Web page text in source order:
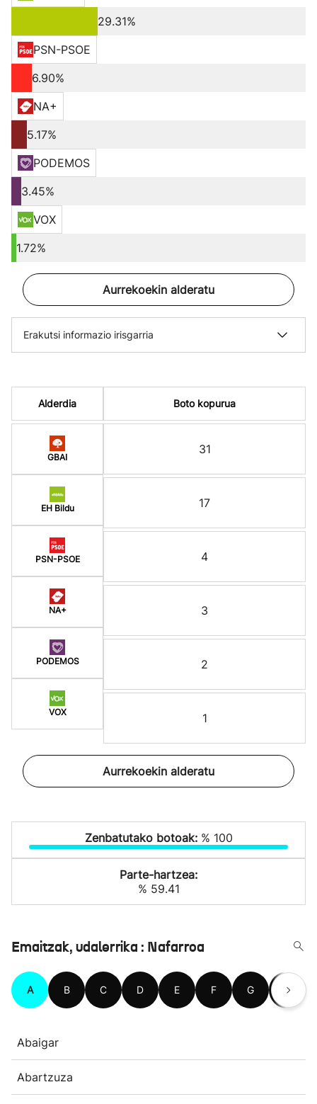
29.31%
PSN-PSOE
6.90%
NA+
5.17%
PODEMOS
3.45%
VOX
1.72%
Aurrekoekin alderatu
Erakutsi informazio irisgarria
Alderdia
GBAI
EH Bildu
PSN-PSOE
NA+
PODEMOS
VOX
Boto kopurua
31
17
4
3
2
1
Aurrekoekin alderatu
Zenbatutako botoak: % 100
Parte-hartzea:
% 59.41
Emaitzak, udalerrika : Nafarroa
A B C D E F G H
Abaigar
Abartzuza